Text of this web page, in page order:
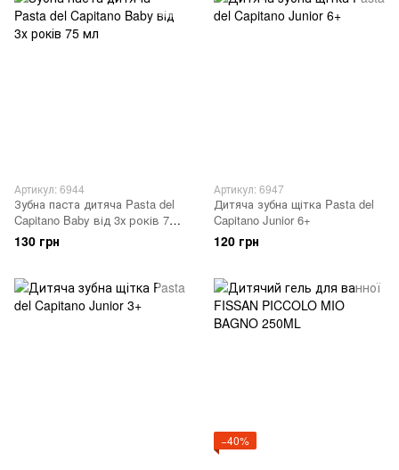
Артикул: 6944
Зубна паста дитяча Pasta del
Capitano Baby від 3х років 75
мл
130 грн
Артикул: 6947
Дитяча зубна щітка Pasta del
Capitano Junior 6+
120 грн
−40%